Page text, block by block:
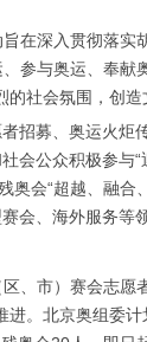
在深入贯彻落实
参与奥运、奉献
社会氛围，创造
招募、奥运火炬
会公众积极参与
奥会“超越、融
会、海外服务等
市）赛会志愿
进。北京奥组委